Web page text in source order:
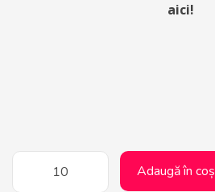
aici!
Adaugă în coș